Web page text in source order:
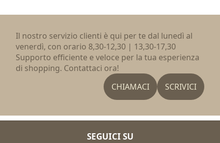
Il nostro servizio clienti è qui per te dal lunedì al
venerdì, con orario 8,30-12,30 | 13,30-17,30
Supporto efficiente e veloce per la tua esperienza
di shopping. Contattaci ora!
CHIAMACI
SCRIVICI
SEGUICI SU